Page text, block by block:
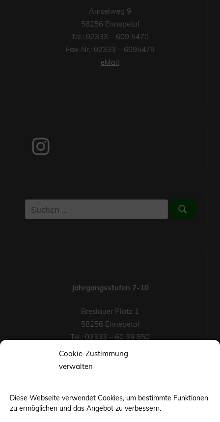
Cookie-Zustimmung
verwalten
Diese Webseite verwendet Cookies, um bestimmte Funktionen
zu ermöglichen und das Angebot zu verbessern.
Amselweg 9
58256 Ennepetal
Tel.: 02333 – 609 5470
Fax-Nr.: 02333 – 6095479
eMail
Instagram
Suchen
nach:
Suchen
Jahrgangsstufen 7-10
Breslauer Platz 1
58256 Ennepetal
Tel.: 02333 – 60 39 850
Fax-Nr.: 02333 – 60 39 852